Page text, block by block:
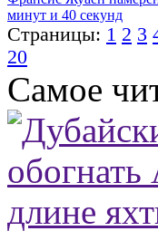
минут и 40 секунд
Страницы: 1 2 3
20
Самое